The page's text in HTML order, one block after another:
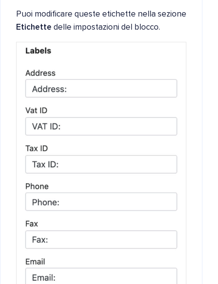
Puoi modificare queste etichette nella sezione
Etichette delle impostazioni del blocco.